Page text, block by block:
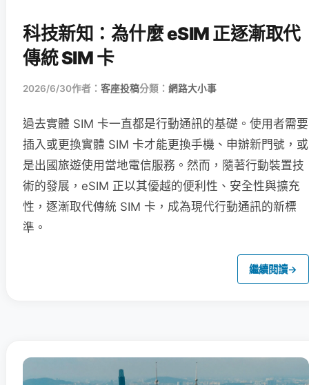
科技新知：為什麼 eSIM 正逐漸取代
傳統 SIM 卡
2026/6/30作者： 客座投稿分類： 網路大小事
過去實體 SIM 卡一直都是行動通訊的基礎。使用者需要
插入或更換實體 SIM 卡才能更換手機、申辦新門號，或
是出國旅遊使用當地電信服務。然而，隨著行動裝置技
術的發展，eSIM 正以其優越的便利性、安全性與擴充
性，逐漸取代傳統 SIM 卡，成為現代行動通訊的新標
準。
繼續閱讀→